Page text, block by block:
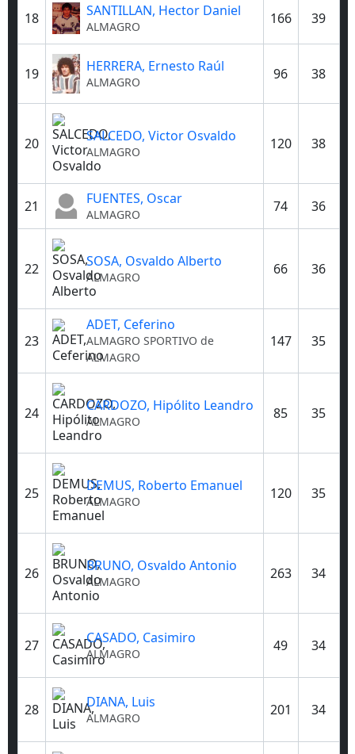
18 SANTILLAN, Hector Daniel
ALMAGRO 166 39
19 HERRERA, Ernesto Raúl
ALMAGRO 96 38
20 SALCEDO, Victor Osvaldo
ALMAGRO 120 38
21 FUENTES, Oscar
ALMAGRO 74 36
22 SOSA, Osvaldo Alberto
ALMAGRO 66 36
23
ADET, Ceferino
ALMAGRO SPORTIVO de
ALMAGRO
147 35
24 CARDOZO, Hipólito Leandro
ALMAGRO 85 35
25 DEMUS, Roberto Emanuel
ALMAGRO 120 35
26 BRUNO, Osvaldo Antonio
ALMAGRO 263 34
27 CASADO, Casimiro
ALMAGRO 49 34
28 DIANA, Luis
ALMAGRO 201 34